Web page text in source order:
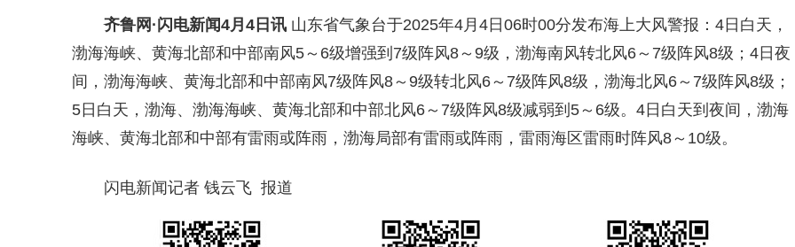
齐鲁网 ·闪电新闻4月4日讯山东省气象台于2025年4月4日06时00分发布海上大风警报：4日白天，
渤海海峡、黄海北部和中部南风5～6级增强到7级阵风8～9级，渤海南风转北风6～7级阵风8级；4日夜
间，渤海海峡、黄海北部和中部南风7级阵风8～9级转北风6～7级阵风8级，渤海北风6～7级阵风8级；
5日白天，渤海、渤海海峡、黄海北部和中部北风6～7级阵风8级减弱到5～6级。4日白天到夜间，渤海
海峡、黄海北部和中部有雷雨或阵雨，渤海局部有雷雨或阵雨，雷雨海区雷雨时阵风8～10级。
闪电新闻记者 钱云飞 报道